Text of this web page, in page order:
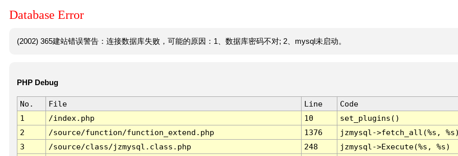
Database Error
(2002) 365建站错误警告：连接数据库失败，可能的原因：1、数据库密码不对; 2、mysql未启动。
PHP Debug
No. File Line
Code
1
/index.php 10
set_plugins()
2
/source/function/function_extend.php 1376
jzmysql->fetch_all(%s,
3
/source/class/jzmysql.class.php 248
jzmysql->Execute(%s, %s)